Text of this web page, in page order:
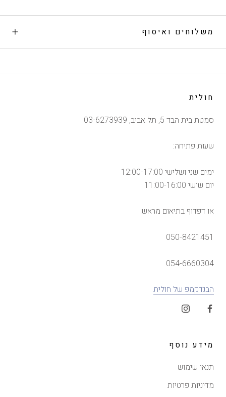
משלוחים ואיסוף
חולית
סמטת בית הבד 5, תל אביב, 03-6273939
שעות פתיחה:
ימים שני ושלישי 12:00-17:00
יום שישי 11:00-16:00
או דפדוף בתיאום מראש:
050-8421451
054-6660304
הבנדקמפ של חולית
מידע נוסף
תנאי שימוש
מדיניות פרטיות